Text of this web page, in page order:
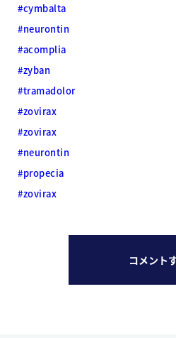
#cymbalta
#neurontin
#acomplia
#zyban
#tramadolor
#zovirax
#zovirax
#neurontin
#propecia
#zovirax
コメント